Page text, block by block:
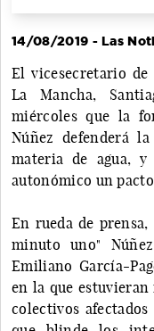
14/08/2019 - Las
El vicesecretario
La Mancha,
miércoles que la
Núñez defenderá
materia de agua,
autonómico un
En rueda de prensa,
minuto uno"
Emiliano García-
en la que
colectivos